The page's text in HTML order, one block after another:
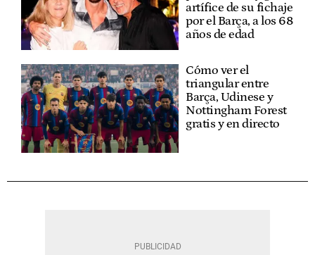
artífice de su fichaje
por el Barça, a los 68
años de edad
Cómo ver el
triangular entre
Barça, Udinese y
Nottingham Forest
gratis y en directo